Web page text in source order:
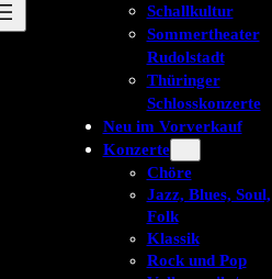
Schallkultur
Sommertheater
Rudolstadt
Thüringer
Schlosskonzerte
Neu im Vorverkauf
Konzerte
Chöre
Jazz, Blues, Soul,
Folk
Klassik
Rock und Pop